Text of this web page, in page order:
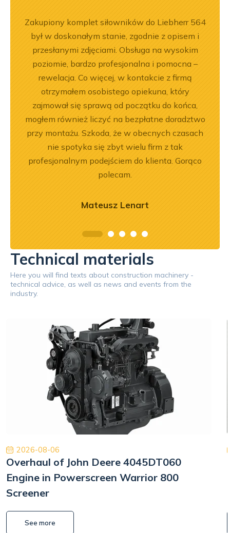
Zakupiony komplet siłowników do Liebherr 564
był w doskonałym stanie, zgodnie z opisem i
przesłanymi zdjęciami. Obsługa na wysokim
poziomie, bardzo profesjonalna i pomocna –
rewelacja. Co więcej, w kontakcie z firmą
otrzymałem osobistego opiekuna, który
zajmował się sprawą od początku do końca,
mogłem również liczyć na bezpłatne doradztwo
przy montażu. Szkoda, że w obecnych czasach
nie spotyka się zbyt wielu firm z tak
profesjonalnym podejściem do klienta. Gorąco
polecam.
Mateusz Lenart
Technical materials
Here you will find texts about construction machinery -
technical advice, as well as news and events from the
industry.
2026-08-06
Overhaul of John Deere 4045DT060
Engine in Powerscreen Warrior 800
Screener
See more